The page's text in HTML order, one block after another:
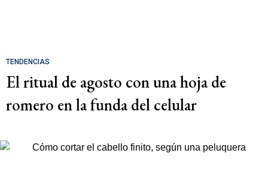
TENDENCIAS
El ritual de agosto con una hoja de
romero en la funda del celular